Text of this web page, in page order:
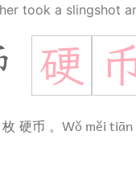
took a slingshot
硬
硬币 。 Wǒ měi